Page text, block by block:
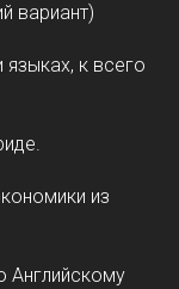
вариант)
к всего
из
Английскому